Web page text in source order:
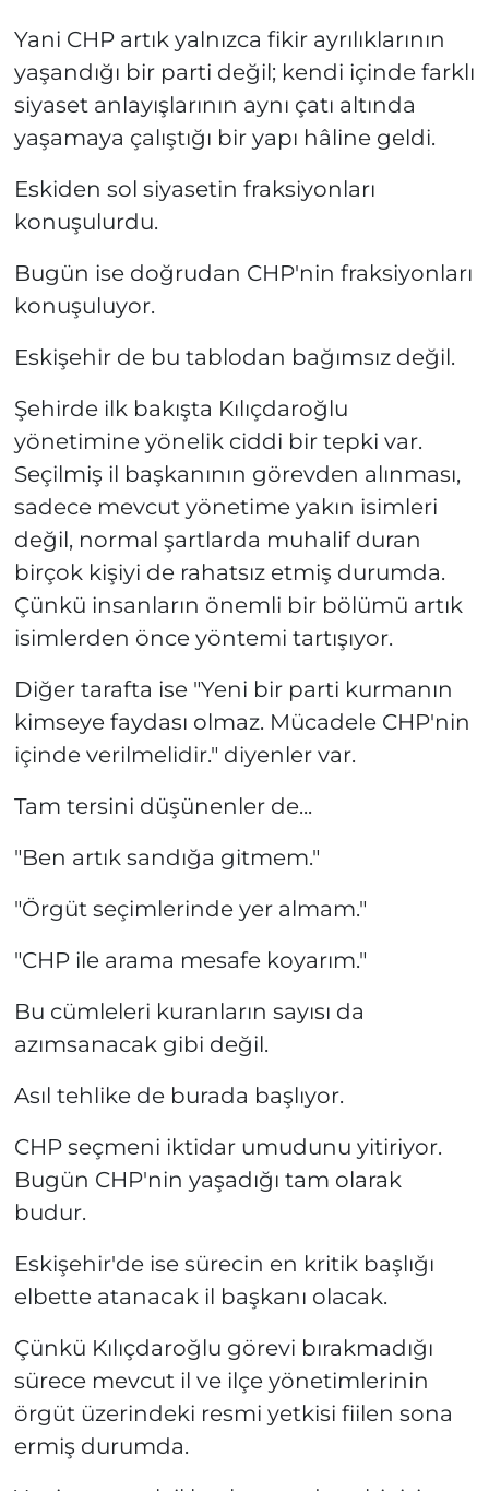
Yani CHP artık yalnızca fikir ayrılıklarının
yaşandığı bir parti değil; kendi içinde farklı
siyaset anlayışlarının aynı çatı altında
yaşamaya çalıştığı bir yapı hâline geldi.
Eskiden sol siyasetin fraksiyonları
konuşulurdu.
Bugün ise doğrudan CHP'nin fraksiyonları
konuşuluyor.
Eskişehir de bu tablodan bağımsız değil.
Şehirde ilk bakışta Kılıçdaroğlu
yönetimine yönelik ciddi bir tepki var.
Seçilmiş il başkanının görevden alınması,
sadece mevcut yönetime yakın isimleri
değil, normal şartlarda muhalif duran
birçok kişiyi de rahatsız etmiş durumda.
Çünkü insanların önemli bir bölümü artık
isimlerden önce yöntemi tartışıyor.
Diğer tarafta ise "Yeni bir parti kurmanın
kimseye faydası olmaz. Mücadele CHP'nin
içinde verilmelidir." diyenler var.
Tam tersini düşünenler de...
"Ben artık sandığa gitmem."
"Örgüt seçimlerinde yer almam."
"CHP ile arama mesafe koyarım."
Bu cümleleri kuranların sayısı da
azımsanacak gibi değil.
Asıl tehlike de burada başlıyor.
CHP seçmeni iktidar umudunu yitiriyor.
Bugün CHP'nin yaşadığı tam olarak
budur.
Eskişehir'de ise sürecin en kritik başlığı
elbette atanacak il başkanı olacak.
Çünkü Kılıçdaroğlu görevi bırakmadığı
sürece mevcut il ve ilçe yönetimlerinin
örgüt üzerindeki resmi yetkisi fiilen sona
ermiş durumda.